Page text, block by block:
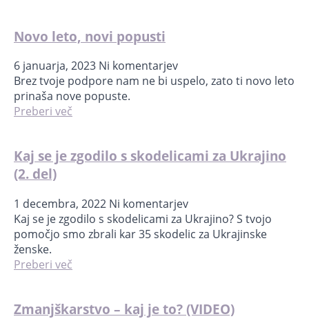
Novo leto, novi popusti
6 januarja, 2023 Ni komentarjev
Brez tvoje podpore nam ne bi uspelo, zato ti novo leto
prinaša nove popuste.
Preberi več
Kaj se je zgodilo s skodelicami za Ukrajino
(2. del)
1 decembra, 2022 Ni komentarjev
Kaj se je zgodilo s skodelicami za Ukrajino? S tvojo
pomočjo smo zbrali kar 35 skodelic za Ukrajinske
ženske.
Preberi več
Zmanjškarstvo – kaj je to? (VIDEO)